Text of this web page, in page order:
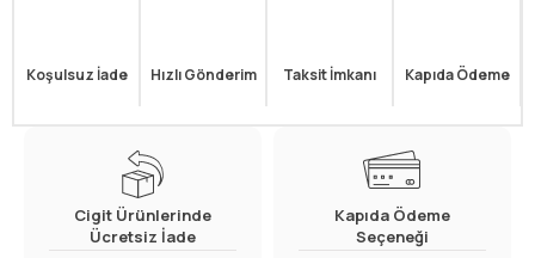
Koşulsuz İade Hızlı Gönderim Taksit İmkanı Kapıda Ödeme
Cigit Ürünlerinde
Ücretsiz İade
Kapıda Ödeme
Seçeneği